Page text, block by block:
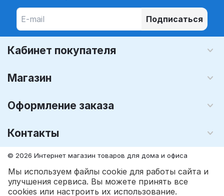
Подписаться
Кабинет покупателя
Магазин
Оформление заказа
Контакты
© 2026 Интернет магазин товаров для дома и офиса
Мы используем файлы cookie для работы сайта и
улучшения сервиса. Вы можете принять все
cookies или настроить их использование.